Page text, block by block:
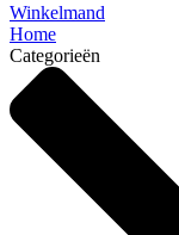
Winkelmand
Home
Categorieën